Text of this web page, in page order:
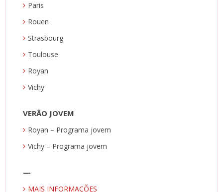
Paris
Rouen
Strasbourg
Toulouse
Royan
Vichy
VERÃO JOVEM
Royan – Programa jovem
Vichy – Programa jovem
—
MAIS INFORMAÇÕES